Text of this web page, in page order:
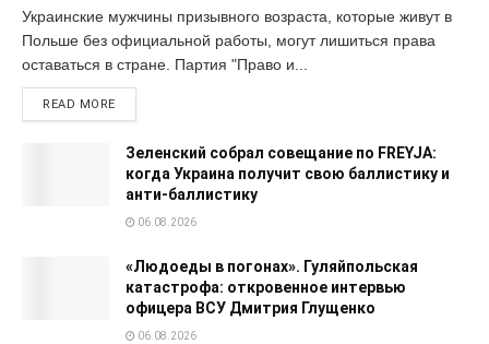
Украинские мужчины призывного возраста, которые живут в
Польше без официальной работы, могут лишиться права
оставаться в стране. Партия "Право и...
READ MORE
Зеленский собрал совещание по FREYJA:
когда Украина получит свою баллистику и
анти-баллистику
06.08.2026
«Людоеды в погонах». Гуляйпольская
катастрофа: откровенное интервью
офицера ВСУ Дмитрия Глущенко
06.08.2026